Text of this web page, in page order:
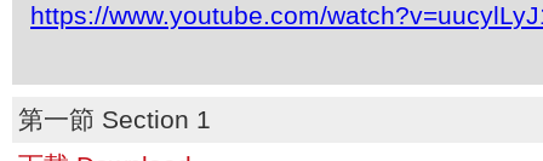
https://www.youtube.com/
第一節 Section 1